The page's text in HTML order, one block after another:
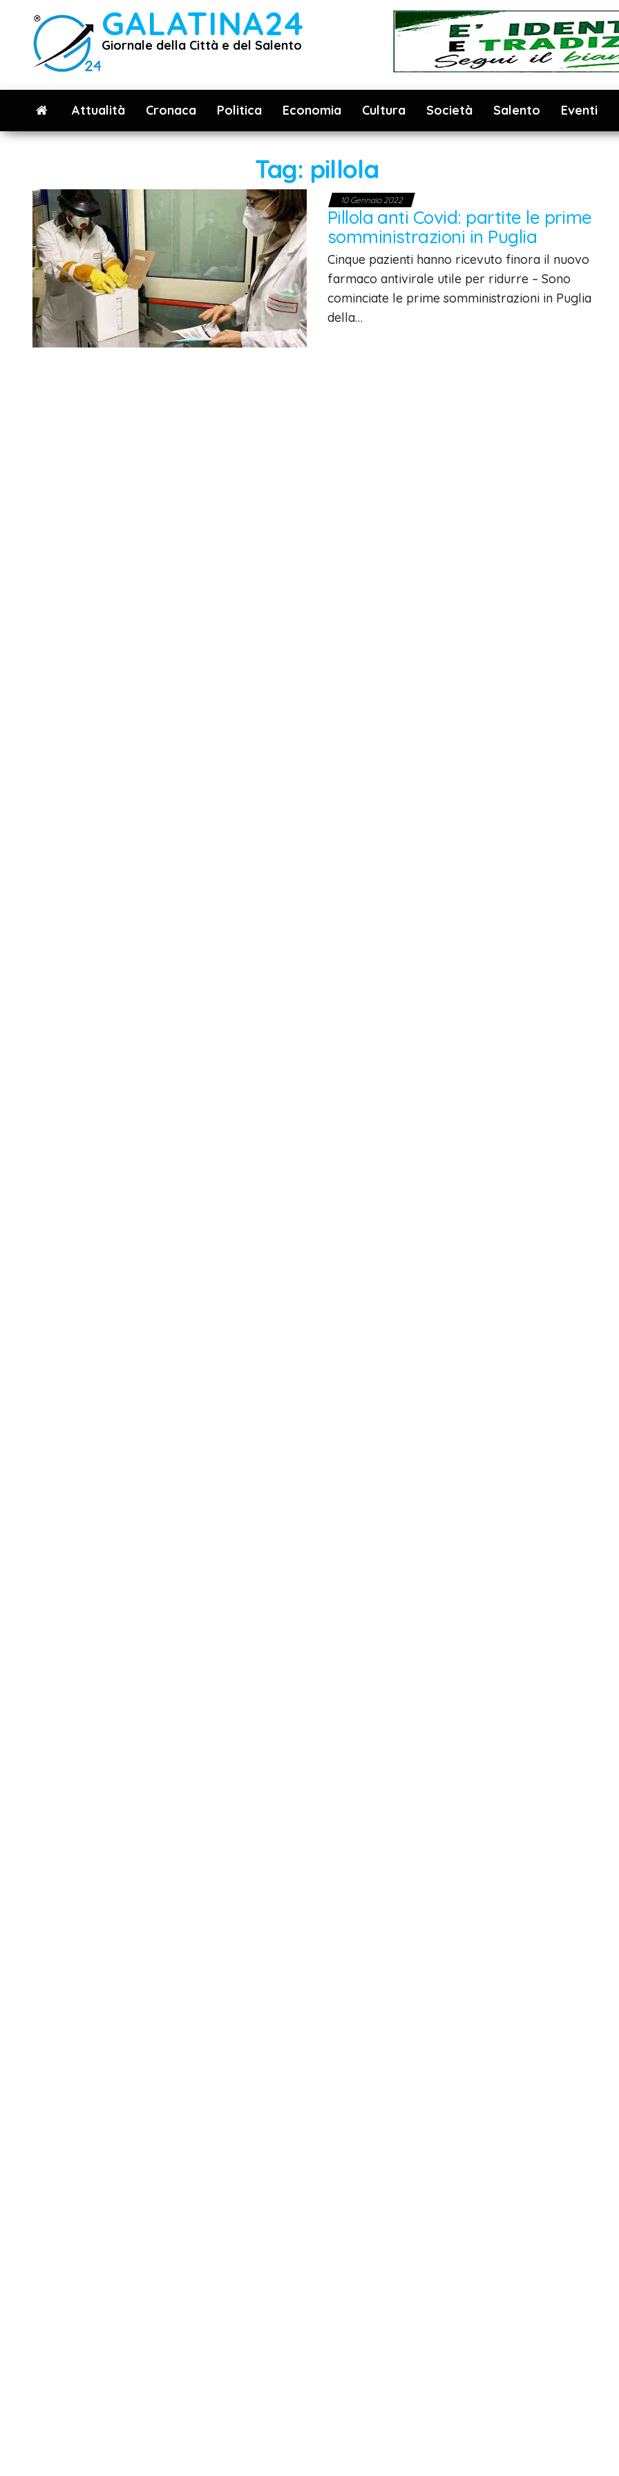
contenuto
GALATINA24
Giornale della Città e del Salento
Attualità Cronaca Politica Economia Cultura Società Salento Eventi
Tag: pillola
10 Gennaio 2022
Pillola anti Covid: partite le prime
somministrazioni in Puglia
Cinque pazienti hanno ricevuto finora il nuovo
farmaco antivirale utile per ridurre – Sono
cominciate le prime somministrazioni in Puglia
della…